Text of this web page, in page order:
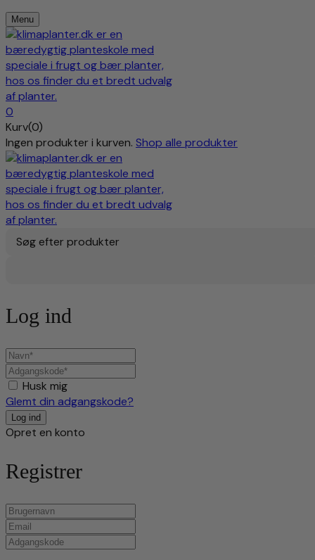
Menu
0
Kurv(0)
Ingen produkter i kurven. Shop alle produkter
Søg efter produkter
Log ind
Husk mig
Glemt din adgangskode?
Opret en konto
Registrer